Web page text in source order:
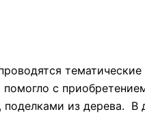
с
из дерева. В